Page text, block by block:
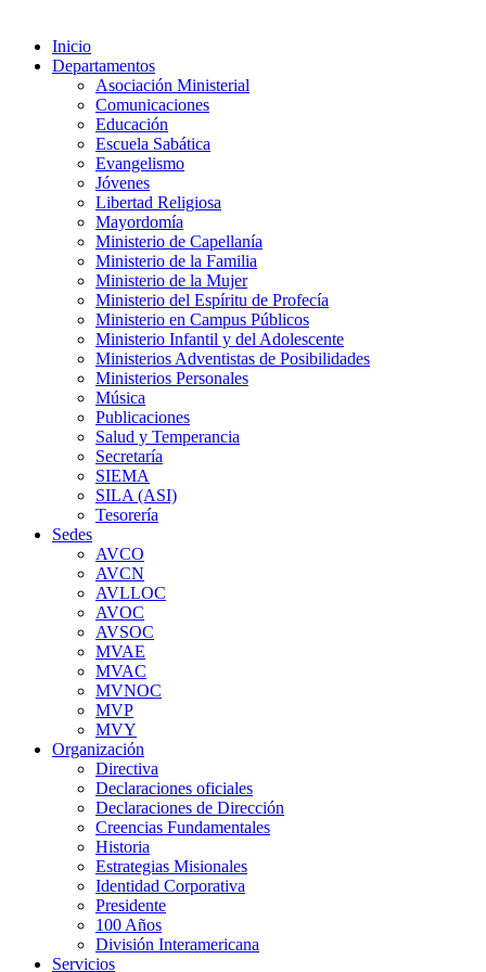
Inicio
Departamentos
Asociación Ministerial
Comunicaciones
Educación
Escuela Sabática
Evangelismo
Jóvenes
Libertad Religiosa
Mayordomía
Ministerio de Capellanía
Ministerio de la Familia
Ministerio de la Mujer
Ministerio del Espíritu de Profecía
Ministerio en Campus Públicos
Ministerio Infantil y del Adolescente
Ministerios Adventistas de Posibilidades
Ministerios Personales
Música
Publicaciones
Salud y Temperancia
Secretaría
SIEMA
SILA (ASI)
Tesorería
Sedes
AVCO
AVCN
AVLLOC
AVOC
AVSOC
MVAE
MVAC
MVNOC
MVP
MVY
Organización
Directiva
Declaraciones oficiales
Declaraciones de Dirección
Creencias Fundamentales
Historia
Estrategias Misionales
Identidad Corporativa
Presidente
100 Años
División Interamericana
Servicios